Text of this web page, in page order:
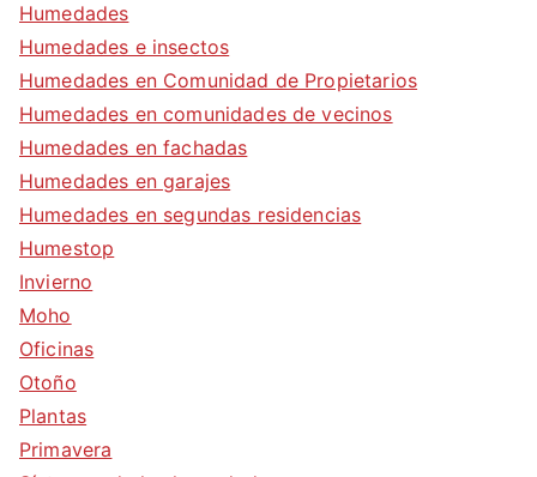
Humedades
Humedades e insectos
Humedades en Comunidad de Propietarios
Humedades en comunidades de vecinos
Humedades en fachadas
Humedades en garajes
Humedades en segundas residencias
Humestop
Invierno
Moho
Oficinas
Otoño
Plantas
Primavera